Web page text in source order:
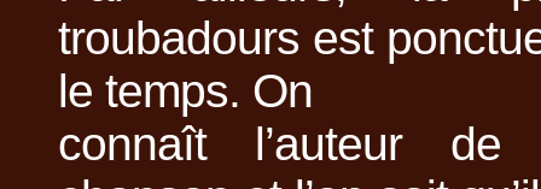
troubadours est
le temps. On
connaît l’auteur